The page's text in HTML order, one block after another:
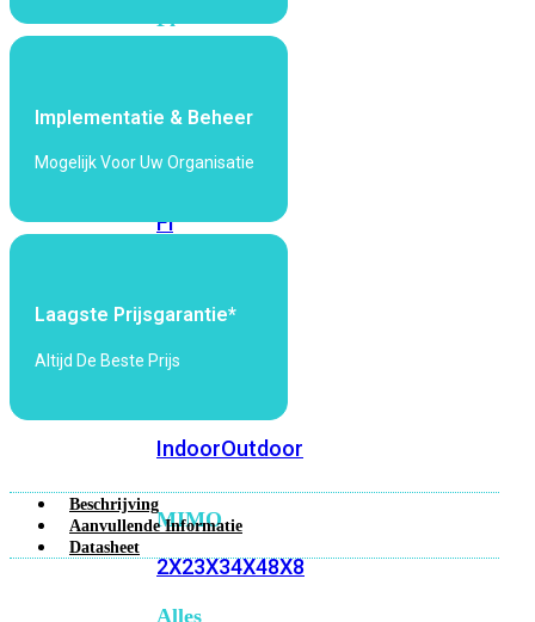
Fi
Fi
Fi
Fi
Wi-
Fi
IndoorOutdoor
MIMO
2X23X34X48X8
Alles
Implementatie & Beheer
Mogelijk Voor Uw Organisatie
Laagste Prijsgarantie*
Altijd De Beste Prijs
Beschrijving
Aanvullende Informatie
Datasheet